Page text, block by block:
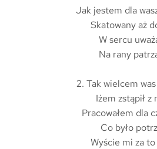
Jak jestem dla
Skatowany aż
W sercu
Na rany
2. Tak wielcem was
Iżem zstąpił z
Pracowałem dla
Co było
Wyście mi za